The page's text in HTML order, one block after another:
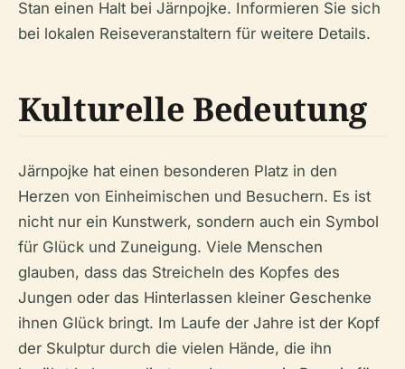
Stan einen Halt bei Järnpojke. Informieren Sie sich
bei lokalen Reiseveranstaltern für weitere Details.
Kulturelle Bedeutung
Järnpojke hat einen besonderen Platz in den
Herzen von Einheimischen und Besuchern. Es ist
nicht nur ein Kunstwerk, sondern auch ein Symbol
für Glück und Zuneigung. Viele Menschen
glauben, dass das Streicheln des Kopfes des
Jungen oder das Hinterlassen kleiner Geschenke
ihnen Glück bringt. Im Laufe der Jahre ist der Kopf
der Skulptur durch die vielen Hände, die ihn